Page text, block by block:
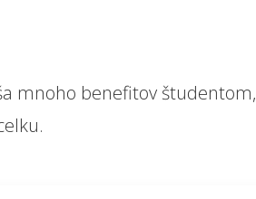
mnoho benefitov študentom,